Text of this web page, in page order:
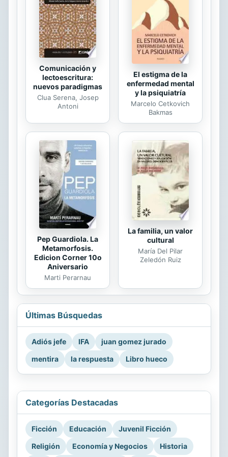
Comunicación y
lectoescritura:
nuevos paradigmas
Clua Serena, Josep
Antoni
El estigma de la
enfermedad mental
y la psiquiatría
Marcelo Cetkovich
Bakmas
Pep Guardiola. La
Metamorfosis.
Edicion Corner 10o
Aniversario
Marti Perarnau
La familia, un valor
cultural
María Del Pilar
Zeledón Ruiz
Últimas Búsquedas
Adiós jefe IFA
juan gomez jurado
mentira
la respuesta Libro hueco
Categorías Destacadas
Ficción Educación
Juvenil Ficción
Religión
Economía y Negocios Historia